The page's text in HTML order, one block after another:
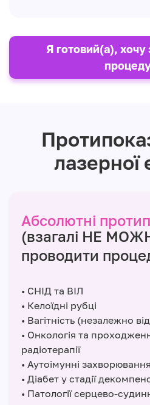
Я готовий(а), хочу
лазерної
Абсолютні
(взагалі НЕ
проводити
• СНІД та ВІЛ
• Келоїдні рубці
• Вагітність (незалежно
• Онкологія та
радіотерапії
• Аутоімунні захворювання
• Діабет у стадії
• Патології серцево-